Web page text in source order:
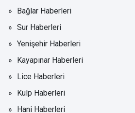
Bağlar Haberleri
Sur Haberleri
Yenişehir Haberleri
Kayapınar Haberleri
Lice Haberleri
Kulp Haberleri
Hani Haberleri